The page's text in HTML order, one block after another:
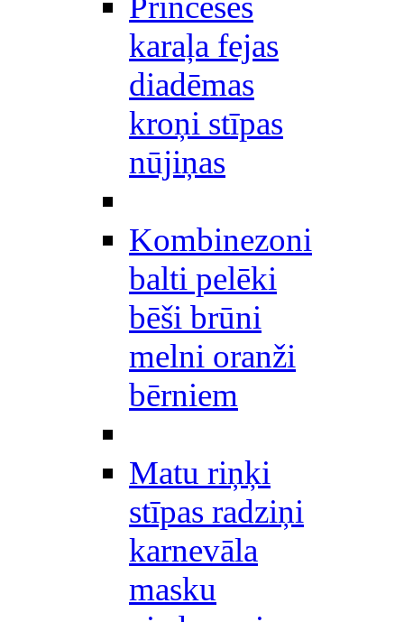
karaļa fejas
diadēmas
kroņi stīpas
nūjiņas
Kombinezoni
balti pelēki
bēši brūni
melni oranži
bērniem
Matu riņķi
stīpas radziņi
karnevāla
masku